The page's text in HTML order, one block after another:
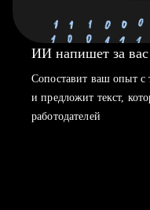
ИИ напишет за вас
Сопоставит ваш опыт с
и предложит текст,
работодателей